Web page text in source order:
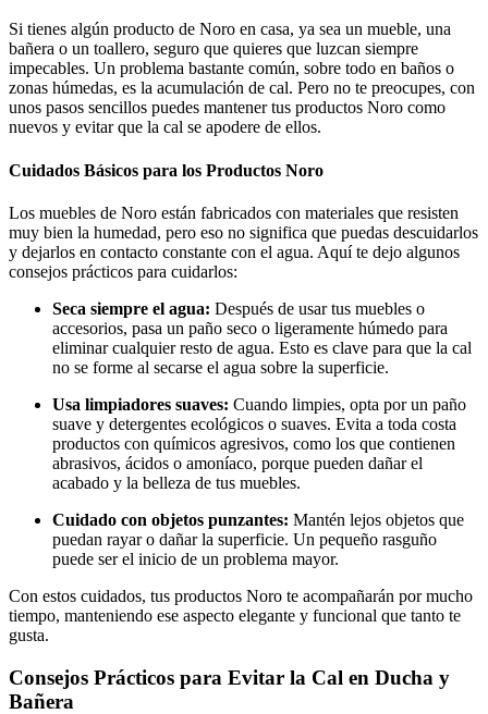
Si tienes algún producto de Noro en casa, ya sea un mueble, una
bañera o un toallero, seguro que quieres que luzcan siempre
impecables. Un problema bastante común, sobre todo en baños o
zonas húmedas, es la acumulación de cal. Pero no te preocupes, con
unos pasos sencillos puedes mantener tus productos Noro como
nuevos y evitar que la cal se apodere de ellos.
Cuidados Básicos para los Productos Noro
Los muebles de Noro están fabricados con materiales que resisten
muy bien la humedad, pero eso no significa que puedas descuidarlos
y dejarlos en contacto constante con el agua. Aquí te dejo algunos
consejos prácticos para cuidarlos:
Seca siempre el agua: Después de usar tus muebles o
accesorios, pasa un paño seco o ligeramente húmedo para
eliminar cualquier resto de agua. Esto es clave para que la cal
no se forme al secarse el agua sobre la superficie.
Usa limpiadores suaves: Cuando limpies, opta por un paño
suave y detergentes ecológicos o suaves. Evita a toda costa
productos con químicos agresivos, como los que contienen
abrasivos, ácidos o amoníaco, porque pueden dañar el
acabado y la belleza de tus muebles.
Cuidado con objetos punzantes: Mantén lejos objetos que
puedan rayar o dañar la superficie. Un pequeño rasguño
puede ser el inicio de un problema mayor.
Con estos cuidados, tus productos Noro te acompañarán por mucho
tiempo, manteniendo ese aspecto elegante y funcional que tanto te
gusta.
Consejos Prácticos para Evitar la Cal en Ducha y
Bañera